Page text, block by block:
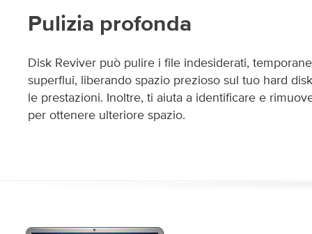
Pulizia profonda
Disk Reviver può pulire i file indesiderati,
superflui, liberando spazio prezioso sul tuo hard
le prestazioni. Inoltre, ti aiuta a identificare e
per ottenere ulteriore spazio.